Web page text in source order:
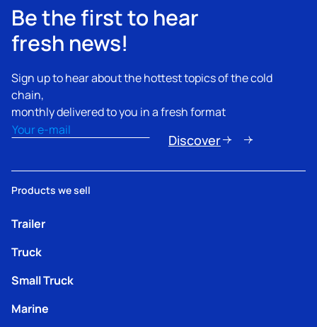
Be the first to hear
fresh news!
Sign up to hear about the hottest topics of the cold
chain,
monthly delivered to you in a fresh format
Email(Obligatorio)
Discover
Products we sell
Trailer
Truck
Small Truck
Marine